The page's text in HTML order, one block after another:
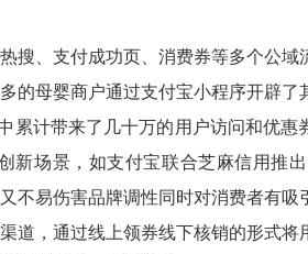
搜、支付成功页、消费券等多个公域
母婴商户通过支付宝小程序开辟了
累计带来了几十万的用户访问和优惠
新场景，如支付宝联合芝麻信用推
不易伤害品牌调性同时对消费者有吸
道，通过线上领券线下核销的形式将